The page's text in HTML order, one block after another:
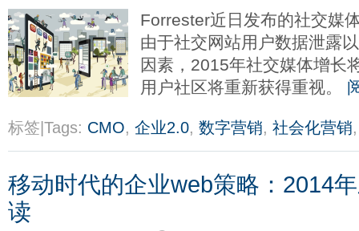
Forrester近日发布的社交媒
由于社交网站用户数据泄露
因素，2015年社交媒体增长
用户社区将重新获得重视。
标签|Tags: CMO, 企业2.0, 数字营销, 社会化营销
移动时代的企业web策略：2014
读